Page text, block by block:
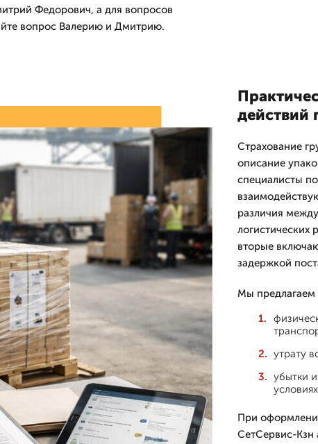
Федорович, а для вопросов
вопрос Валерию и Дмитрию.
действий
Страхование
описание
специалисты
различия
вторые
задержкой
Мы
утрату
убытки
При
СетСервис-Кзн